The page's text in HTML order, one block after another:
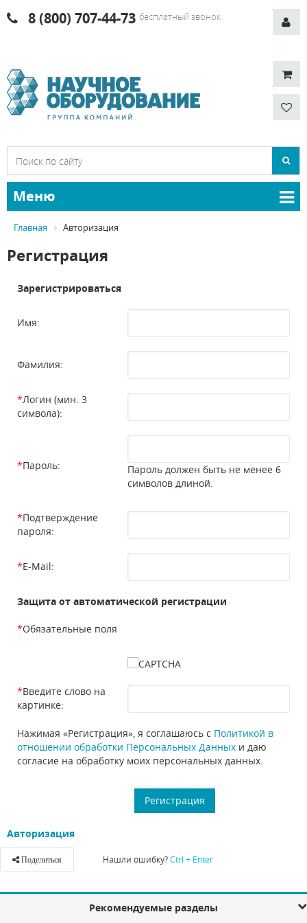
8 (800) 707-44-73 бесплатный звонок
Меню
Главная Авторизация
Регистрация
Зарегистрироваться
Имя:
Фамилия:
*Логин (мин. 3
символа):
*Пароль:
Пароль должен быть не менее 6
символов длиной.
*Подтверждение
пароля:
*E-Mail:
Защита от автоматической регистрации
*Обязательные поля
*Введите слово на
картинке:
Нажимая «Регистрация», я соглашаюсь с Политикой в
отношении обработки Персональных Данных и даю
согласие на обработку моих персональных данных.
Авторизация
Поделиться Нашли ошибку?Ctrl + Enter
Рекомендуемые разделы